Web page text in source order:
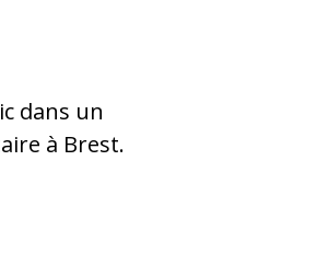
dans un
à Brest.